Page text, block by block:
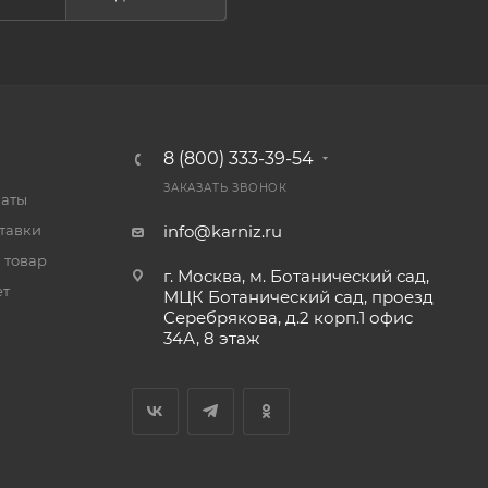
товар
8 (800) 333-39-54
ЗАКАЗАТЬ ЗВОНОК
info@karniz.ru
г. Москва, м. Ботанический сад,
МЦК Ботанический сад, проезд
Серебрякова, д.2 корп.1 офис
34А, 8 этаж